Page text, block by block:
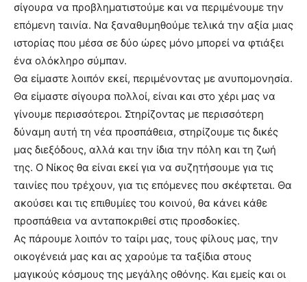
σίγουρα να προβληματιστούμε και να περιμένουμε την
επόμενη ταινία. Να ξαναθυμηθούμε τελικά την αξία μιας
ιστορίας που μέσα σε δύο ώρες μόνο μπορεί να φτιάξει
ένα ολόκληρο σύμπαν.
Θα είμαστε λοιπόν εκεί, περιμένοντας με ανυπομονησία.
Θα είμαστε σίγουρα πολλοί, είναι και στο χέρι μας να
γίνουμε περισσότεροι. Στηρίζοντας με περισσότερη
δύναμη αυτή τη νέα προσπάθεια, στηρίζουμε τις δικές
μας διεξόδους, αλλά και την ίδια την πόλη και τη ζωή
της. Ο Νίκος θα είναι εκεί για να συζητήσουμε για τις
ταινίες που τρέχουν, για τις επόμενες που σκέφτεται. Θα
ακούσει και τις επιθυμίες του κοινού, θα κάνει κάθε
προσπάθεια να ανταποκριθεί στις προσδοκίες.
Ας πάρουμε λοιπόν το ταίρι μας, τους φίλους μας, την
οικογένειά μας και ας χαρούμε τα ταξίδια στους
μαγικούς κόσμους της μεγάλης οθόνης. Και εμείς και οι